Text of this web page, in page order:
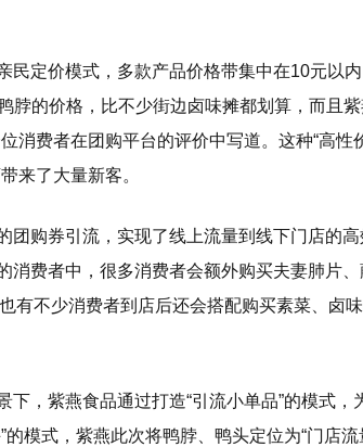
民定价模式，多款产品价格带集中在10元以
脖的价格，比不少街边卤味摊都划算，而且
消费者在团购平台的评价中写道。这种“高性
来了大量新客。
团购券引流，实现了线上流量到线下门店的
消费者中，很多消费者会额外购买夫妻肺片
有不少消费者到店后还会搭配购买素菜、卤
，紫燕食品通过打造“引流小单品”的模式，
模式，紫燕此次将鸭脖、鸭头定位为“门店流